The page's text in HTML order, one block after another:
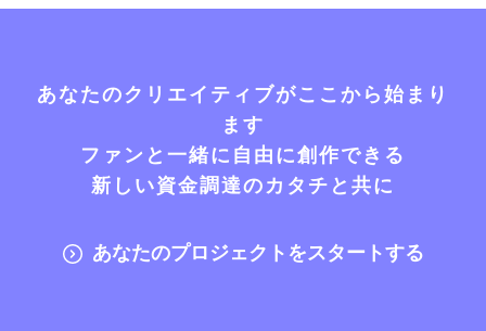
あなたのクリエイティブがここから始まり
ます
ファンと一緒に自由に創作できる
新しい資金調達のカタチと共に
あなたのプロジェクトをスタートする